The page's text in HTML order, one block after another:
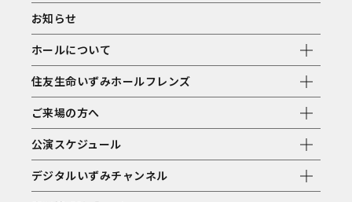
お知らせ
ホールについて
住友生命いずみホールフレンズ
ご来場の方へ
公演スケジュール
デジタルいずみチャンネル